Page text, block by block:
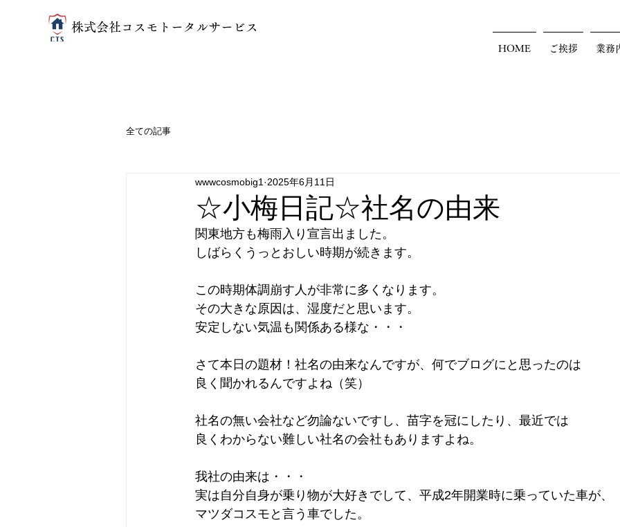
​株式会社コスモトータルサービス
HOME ご挨拶 業務
全ての記事
☆小梅日記☆社名の由来
wwwcosmobig1 2025年6月11日
関東地方も梅雨入り宣言出ました。
しばらくうっとおしい時期が続きます。
この時期体調崩す人が非常に多くなります。
その大きな原因は、湿度だと思います。
安定しない気温も関係ある様な・・・
さて本日の題材！社名の由来なんですが、何でブログにと思ったのは
良く聞かれるんですよね（笑）
社名の無い会社など勿論ないですし、苗字を冠にしたり、最近では
良くわからない難しい社名の会社もありますよね。
我社の由来は・・・
実は自分自身が乗り物が大好きでして、平成2年開業時に乗っていた車が、
マツダコスモと言う車でした。